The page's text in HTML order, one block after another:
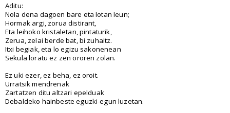
Aditu:
Nola dena dagoen bare eta lotan leun;
Hormak argi, zorua distirant,
Eta leihoko kristaletan, pintaturik,
Zerua, zelai berde bat, bi zuhaitz.
Itxi begiak, eta lo egizu sakonenean
Sekula loratu ez zen ororen zolan.
Ez uki ezer, ez beha, ez oroit.
Urratsik mendrenak
Zartatzen ditu altzari epelduak
Debaldeko hainbeste eguzki-egun luzetan.